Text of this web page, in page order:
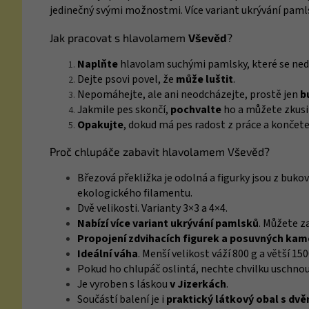
jedinečný svými možnostmi. Více variant ukrývání
Jak pracovat s hlavolamem Vševěd?
Naplňtehlavolam suchými pamlsky, které se
Dejte psovi povel, že může luštit.
Nepomáhejte, ale ani neodcházejte, prostě jen
Jakmile pes skončí, pochvalteho a můžete
Opakujte, dokud má pes radost z práce a
Proč chlupáče zabavit hlavolamem Vševěd?
Březová překližka je odolná a figurky jsou z
ekologického filamentu.
Dvě velikosti. Varianty 3×3 a 4×4.
Nabízí více variant ukrývání pamlsků. Můžete
Propojení zdvihacích figurek a posuvných
Ideální váha. Menší velikost váží 800 g a větší
Pokud ho chlupáč oslintá, nechte chvilku
Je vyroben s láskouv Jizerkách.
Součástí balení je i praktický látkový obal s